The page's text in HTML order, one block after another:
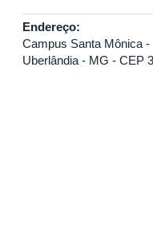
Endereço:
Campus Santa Mônica
Uberlândia - MG - CEP